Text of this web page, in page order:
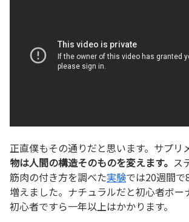
正直僕もその通りだと思います。サプリ
物は人間の構造そのものを変えます。 ス
筋肉の付き方を調べた実験では20週間
増えました。ナチュラルだと初心者ボー
初心者ですら一年以上はかかります。